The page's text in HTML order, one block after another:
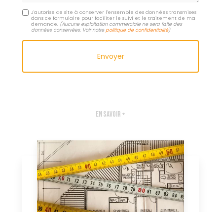
J'autorise ce site à conserver l'ensemble des données transmises
dans ce formulaire pour faciliter le suivi et le traitement de ma
demande. (Aucune exploitation commerciale ne sera faite des
données conservées. Voir notrepolitique de confidentialité)
En savoir +